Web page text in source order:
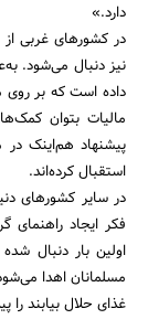
دارد.»
در کشورهای غربی
نیز دنبال می‌شود.
داده است که بر روی
مالیات بتوان
پیشنهاد هم‌اینک
استقبال کرده‌اند.
در سایر کشورهای
فکر ایجاد راهنمای
اولین بار دنبال
مسلمانان اهدا
غذای حلال بیابند را